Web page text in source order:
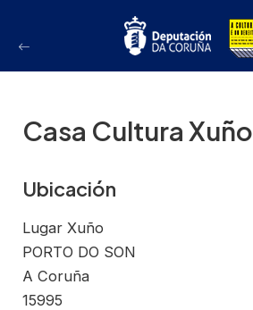
Casa Cultura Xuño
Ubicación
Lugar Xuño
PORTO DO SON
A Coruña
15995